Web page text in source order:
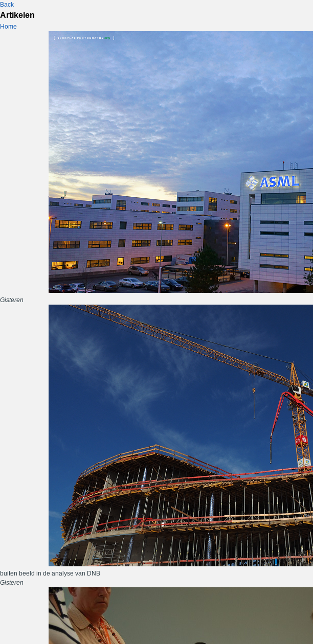
Back
Artikelen
Home
Gisteren
buiten beeld in de analyse van DNB
Gisteren